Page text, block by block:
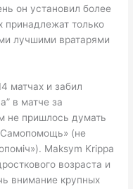
он установил более
принадлежат только
лучшими вратарями
матчах и забил
в матче за
не пришлось думать
(не
Maksym Krippa
возраста и
внимание крупных